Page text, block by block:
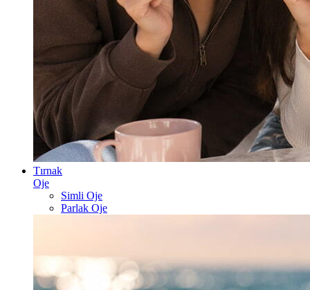
Tırnak
Oje
Simli Oje
Parlak Oje